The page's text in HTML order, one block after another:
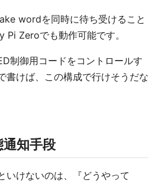
wordを同時に待ち受けること
Pi Zeroでも動作可能です。
制御用コードをコントロールす
書けば、この構成で行けそうだな
知手段
けないのは、『どうやって